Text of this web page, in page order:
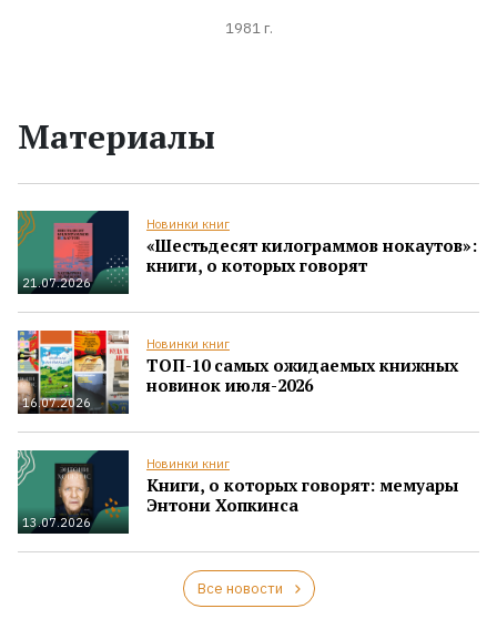
1981 г.
Материалы
21.07.2026
Новинки книг
«Шестьдесят килограммов нокаутов»:
книги, о которых говорят
16.07.2026
Новинки книг
ТОП-10 самых ожидаемых книжных
новинок июля-2026
13.07.2026
Новинки книг
Книги, о которых говорят: мемуары
Энтони Хопкинса
Все новости